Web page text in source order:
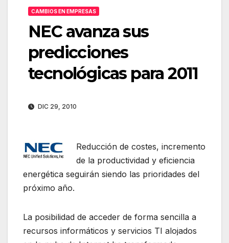
CAMBIOS EN EMPRESAS
NEC avanza sus
predicciones
tecnológicas para 2011
DIC 29, 2010
Reducción de costes, incremento
de la productividad y eficiencia
energética seguirán siendo las prioridades del
próximo año.
La posibilidad de acceder de forma sencilla a
recursos informáticos y servicios TI alojados